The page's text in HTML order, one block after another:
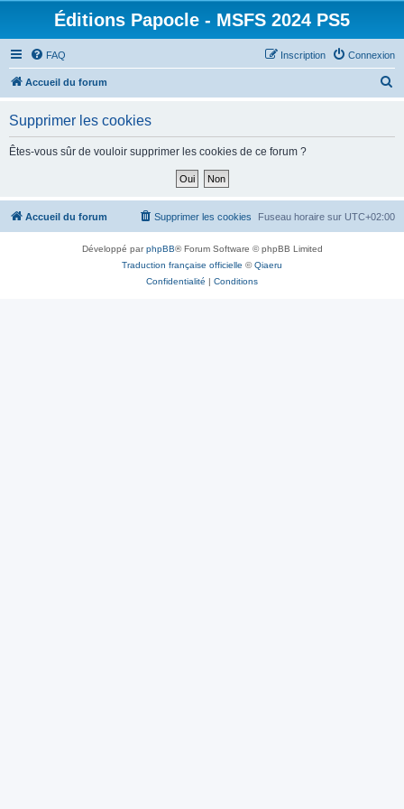
Éditions Papocle - MSFS 2024 PS5
FAQ Connexion
Inscription
Accueil du forum
h
Supprimer les cookies
Êtes-vous sûr de vouloir supprimer les cookies de ce forum ?
Accueil du forum Fuseau horaire sur UTC+02:00
Supprimer les cookies
Développé parphpBB® Forum Software © phpBB Limited
Traduction française officielle ©Qiaeru
Confidentialité | Conditions